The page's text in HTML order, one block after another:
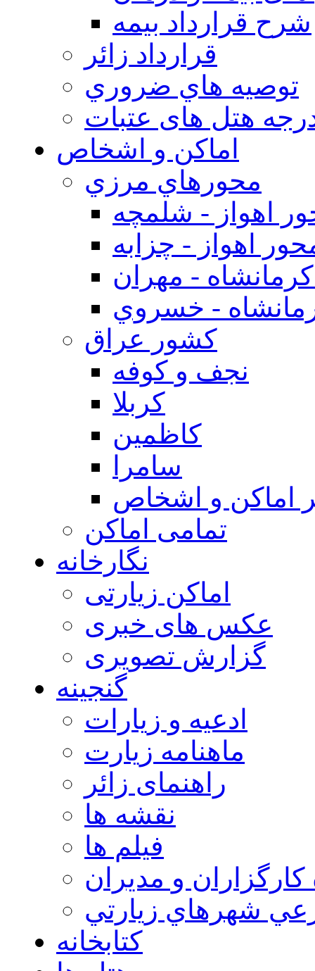
شرح قرارداد بیمه
قرارداد زائر
توصيه هاي ضروري
هتل های عتبات
اماکن و اشخاص
محورهاي مرزي
اهواز - شلمچه
اهواز - چزابه
- مهران
- خسروي
كشور عراق
نجف و كوفه
كربلا
كاظمين
سامرا
اماكن و اشخاص
تمامی اماکن
نگارخانه
اماکن زیارتی
عکس های خبری
گزارش تصویری
گنجینه
ادعیه و زیارات
ماهنامه زیارت
راهنمای زائر
نقشه ها
فیلم ها
كارگزاران و مديران
شهرهاي زيارتي
کتابخانه